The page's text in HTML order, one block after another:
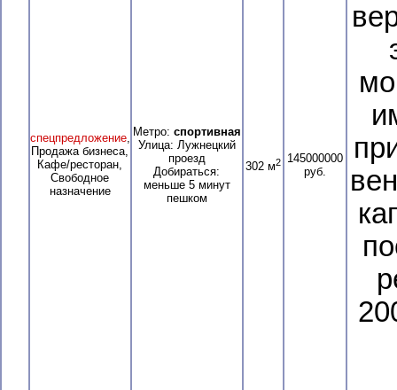
спецпредложение,
Продажа бизнеса,
Кафе/ресторан,
Свободное
назначение
Метро: спортивная
Улица: Лужнецкий
проезд
Добираться:
меньше 5 минут
пешком
302 м2
145000000
руб.